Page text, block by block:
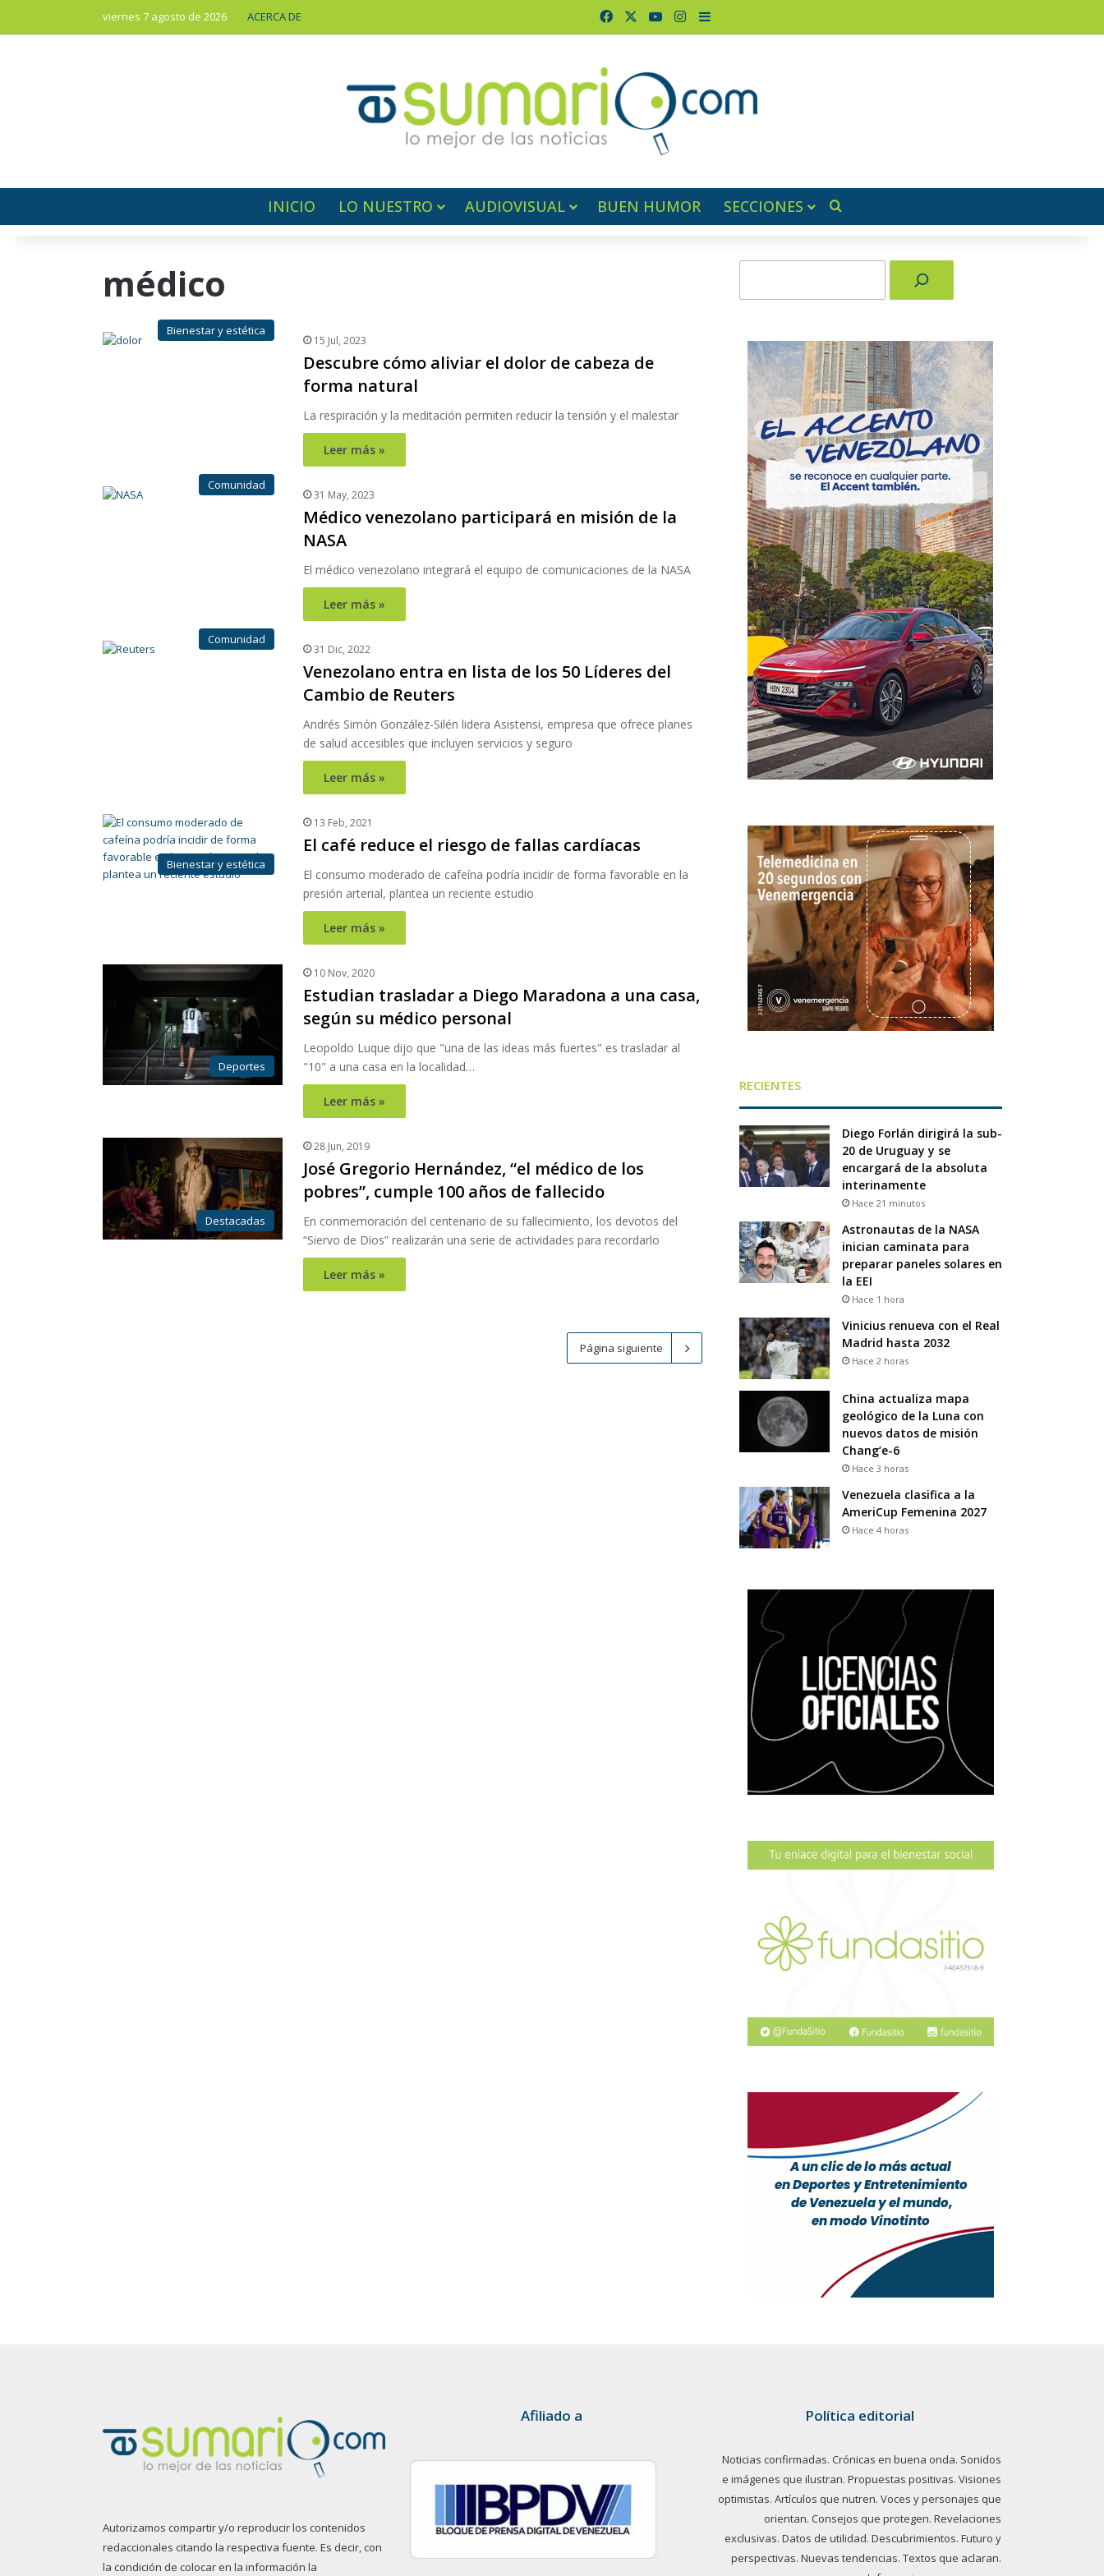
viernes 7 agosto de 2026 ACERCA DE FacebookYouTubeInstagram
Barra lateral
INICIO LO NUESTRO AUDIOVISUAL BUEN HUMOR SECCIONES
médico
Bienestar y estética
15 Jul, 2023
Descubre cómo aliviar el dolor de cabeza de
forma natural
La respiración y la meditación permiten reducir la tensión y el malestar
Leer más »
Comunidad
31 May, 2023
Médico venezolano participará en misión de la
NASA
El médico venezolano integrará el equipo de comunicaciones de la NASA
Leer más »
Comunidad
31 Dic, 2022
Venezolano entra en lista de los 50 Líderes del
Cambio de Reuters
Andrés Simón González-Silén lidera Asistensi, empresa que ofrece planes
de salud accesibles que incluyen servicios y seguro
Leer más »
Bienestar y estética
13 Feb, 2021
El café reduce el riesgo de fallas cardíacas
El consumo moderado de cafeína podría incidir de forma favorable en la
presión arterial, plantea un reciente estudio
Leer más »
Deportes
10 Nov, 2020
Estudian trasladar a Diego Maradona a una casa,
según su médico personal
Leopoldo Luque dijo que "una de las ideas más fuertes" es trasladar al
"10" a una casa en la localidad…
Leer más »
Destacadas
28 Jun, 2019
José Gregorio Hernández, “el médico de los
pobres”, cumple 100 años de fallecido
En conmemoración del centenario de su fallecimiento, los devotos del
“Siervo de Dios” realizarán una serie de actividades para recordarlo
Leer más »
Página siguiente
RECIENTES
Diego Forlán dirigirá la sub-
20 de Uruguay y se
encargará de la absoluta
interinamente
Hace 21 minutos
Astronautas de la NASA
inician caminata para
preparar paneles solares en
la EEI
Hace 1 hora
Vinicius renueva con el Real
Madrid hasta 2032
Hace 2 horas
China actualiza mapa
geológico de la Luna con
nuevos datos de misión
Chang’e-6
Hace 3 horas
Venezuela clasifica a la
AmeriCup Femenina 2027
Hace 4 horas
Autorizamos compartir y/o reproducir los contenidos
redaccionales citando la respectiva fuente. Es decir, con
la condición de colocar en la información la
Afiliado a Política editorial
Noticias confirmadas. Crónicas en buena onda. Sonidos
e imágenes que ilustran. Propuestas positivas. Visiones
optimistas. Artículos que nutren. Voces y personajes que
orientan. Consejos que protegen. Revelaciones
exclusivas. Datos de utilidad. Descubrimientos. Futuro y
perspectivas. Nuevas tendencias. Textos que aclaran.